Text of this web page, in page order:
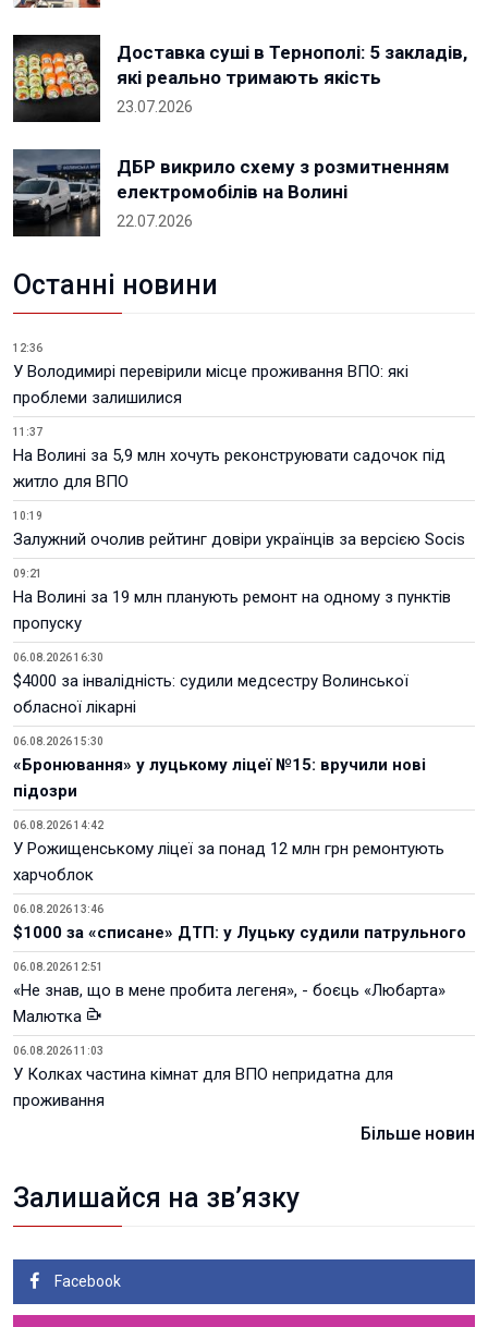
Доставка суші в Тернополі: 5 закладів,
які реально тримають якість
23.07.2026
ДБР викрило схему з розмитненням
електромобілів на Волині
22.07.2026
Останні новини
12:36
У Володимирі перевірили місце проживання ВПО: які
проблеми залишилися
11:37
На Волині за 5,9 млн хочуть реконструювати садочок під
житло для ВПО
10:19
Залужний очолив рейтинг довіри українців за версією Socis
09:21
На Волині за 19 млн планують ремонт на одному з пунктів
пропуску
06.08.2026 16:30
$4000 за інвалідність: судили медсестру Волинської
обласної лікарні
06.08.2026 15:30
«Бронювання» у луцькому ліцеї №15: вручили нові
підозри
06.08.2026 14:42
У Рожищенському ліцеї за понад 12 млн грн ремонтують
харчоблок
06.08.2026 13:46
$1000 за «списане» ДТП: у Луцьку судили патрульного
06.08.2026 12:51
«Не знав, що в мене пробита легеня», - боєць «Любарта»
Малютка
06.08.2026 11:03
У Колках частина кімнат для ВПО непридатна для
проживання
Більше новин
Залишайся на зв’язку
Facebook